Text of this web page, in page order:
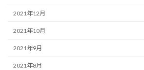
2021年12月
2021年10月
2021年9月
2021年8月